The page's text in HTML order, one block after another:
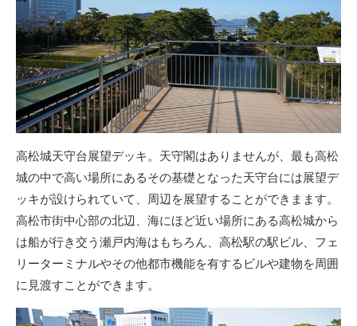
高松城天守台展望デッキ。天守閣はありませんが、最も高松
城の中で高い場所にあるその基礎となった天守台には展望デ
ッキが設けられていて、周辺を展望することができまます。
高松市街中心部の北辺、海にほど近い場所にある高松城から
は船が行き交う瀬戸内海はもちろん、高松駅の駅ビル、フェ
リーターミナルやその他都市機能を有するビルや建物を周囲
に見渡すことができます。